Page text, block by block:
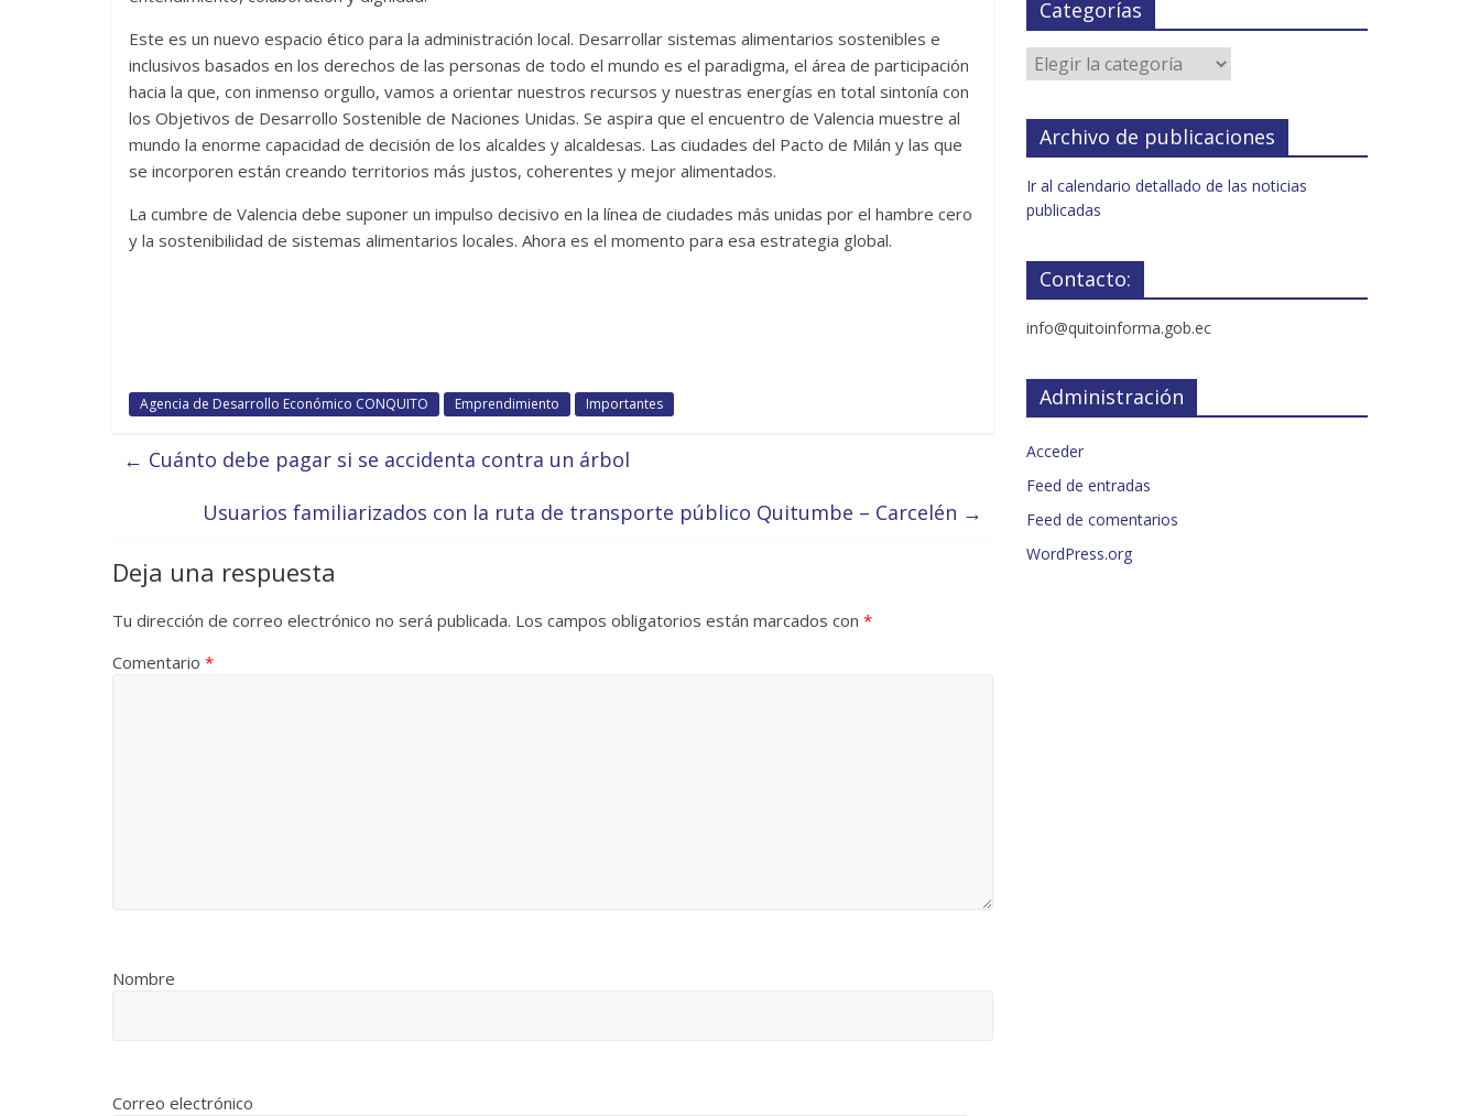
Este es un nuevo espacio ético para la administración local. Desarrollar sistemas alimentarios sostenibles e
inclusivos basados en los derechos de las personas de todo el mundo es el paradigma, el área de participación
hacia la que, con inmenso orgullo, vamos a orientar nuestros recursos y nuestras energías en total sintonía con
los Objetivos de Desarrollo Sostenible de Naciones Unidas. Se aspira que el encuentro de Valencia muestre al
mundo la enorme capacidad de decisión de los alcaldes y alcaldesas. Las ciudades del Pacto de Milán y las que
se incorporen están creando territorios más justos, coherentes y mejor alimentados.
La cumbre de Valencia debe suponer un impulso decisivo en la línea de ciudades más unidas por el hambre cero
y la sostenibilidad de sistemas alimentarios locales. Ahora es el momento para esa estrategia global.
Agencia de Desarrollo Económico CONQUITO Emprendimiento Importantes
← Cuánto debe pagar si se accidenta contra un árbol
Usuarios familiarizados con la ruta de transporte público Quitumbe – Carcelén →
Deja una respuesta
Tu dirección de correo electrónico no será publicada. Los campos obligatorios están marcados con *
Comentario *
Nombre
Correo electrónico
Categorías
Archivo de publicaciones
Ir al calendario detallado de las noticias
publicadas
Contacto:
info@quitoinforma.gob.ec
Administración
Acceder
Feed de entradas
Feed de comentarios
WordPress.org